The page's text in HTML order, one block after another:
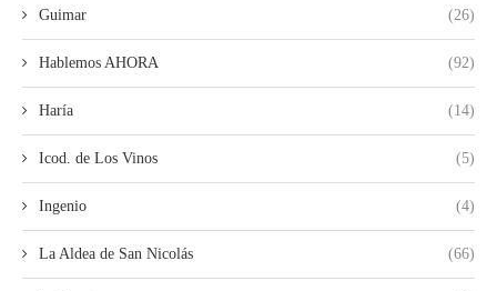
Guimar (26)
Hablemos AHORA (92)
Haría (14)
Icod. de Los Vinos (5)
Ingenio (4)
La Aldea de San Nicolás (66)